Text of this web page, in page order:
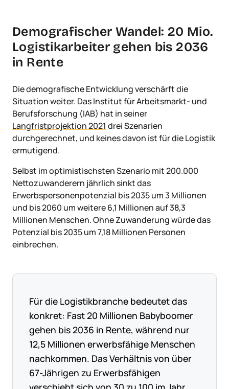
Demografischer Wandel: 20 Mio.
Logistikarbeiter gehen bis 2036
in Rente
Die demografische Entwicklung verschärft die
Situation weiter. Das Institut für Arbeitsmarkt- und
Berufsforschung (IAB) hat in seiner
Langfristprojektion 2021 drei Szenarien
durchgerechnet, und keines davon ist für die Logistik
ermutigend.
Selbst im optimistischsten Szenario mit 200.000
Nettozuwanderern jährlich sinkt das
Erwerbspersonenpotenzial bis 2035 um 3 Millionen
und bis 2060 um weitere 6,1 Millionen auf 38,3
Millionen Menschen. Ohne Zuwanderung würde das
Potenzial bis 2035 um 7,18 Millionen Personen
einbrechen.
Für die Logistikbranche bedeutet das
konkret: Fast 20 Millionen Babyboomer
gehen bis 2036 in Rente, während nur
12,5 Millionen erwerbsfähige Menschen
nachkommen. Das Verhältnis von über
67-Jährigen zu Erwerbsfähigen